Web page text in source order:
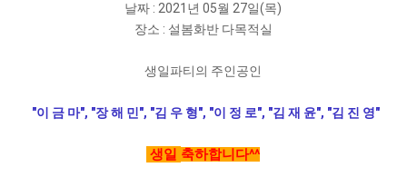
날짜 : 2021년 05월 27일(목)
장소 : 설봄화반 다목적실
생일파티의 주인공인
"이 금 마", "장 해 민", "김 우 형", "이 정 로", "김 재 윤", "김 진 영"
생일 축하합니다^^